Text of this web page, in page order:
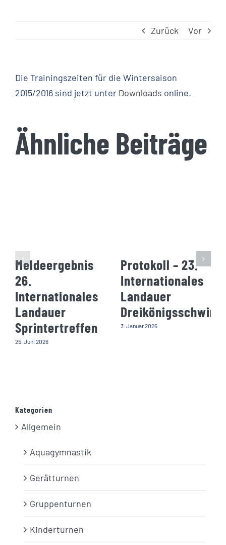
Zurück Vor
Die Trainingszeiten für die Wintersaison
2015/2016 sind jetzt unter Downloads online.
Ähnliche Beiträge
Meldeergebnis
26.
Internationales
Landauer
Sprintertreffen
25. Juni 2026
Protokoll – 23.
Internationales
Landauer
3. Januar 2026
Kategorien
Allgemein
Aquagymnastik
Gerätturnen
Gruppenturnen
Kinderturnen